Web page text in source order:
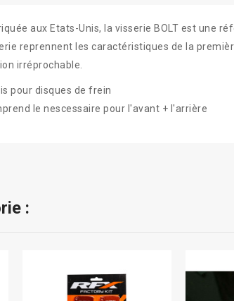
aux Etats-Unis, la visserie BOLT est une
reprennent les caractéristiques de la
irréprochable.
pour disques de frein
le nescessaire pour l'avant + l'arrière
: